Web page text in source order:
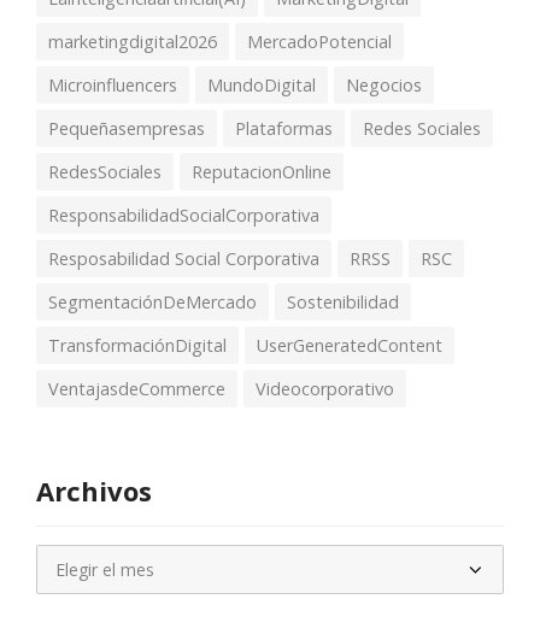
marketingdigital2026
MercadoPotencial
Microinfluencers
MundoDigital
Negocios
Pequeñasempresas
Plataformas
Redes Sociales
RedesSociales
ReputacionOnline
ResponsabilidadSocialCorporativa
Resposabilidad Social Corporativa
RRSS
RSC
SegmentaciónDeMercado
Sostenibilidad
TransformaciónDigital
UserGeneratedContent
VentajasdeCommerce
Videocorporativo
Archivos